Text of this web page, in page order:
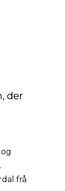
der
frå